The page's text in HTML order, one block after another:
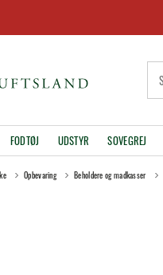
FODTØJ UDSTYR SOVEGREJ
Opbevaring Beholdere og madkasser